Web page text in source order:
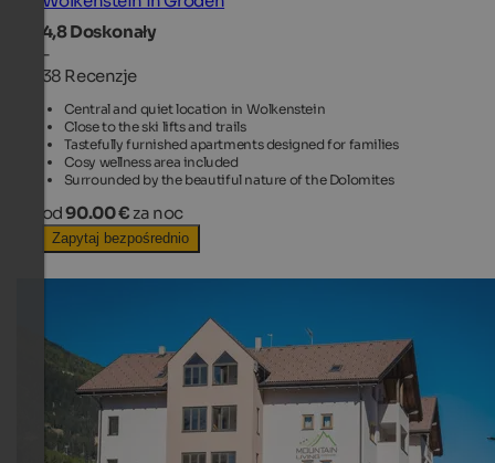
4,8Doskonały
-
38 Recenzje
Central and quiet location in Wolkenstein
Close to the ski lifts and trails
Tastefully furnished apartments designed for families
Cosy wellness area included
Surrounded by the beautiful nature of the Dolomites
od90.00 € za noc
Zapytaj bezpośrednio